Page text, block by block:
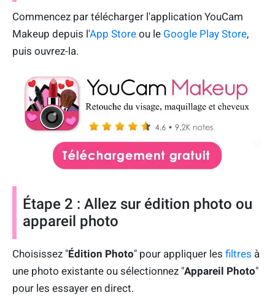
Commencez par télécharger l'application YouCam
Makeup depuis l'App Store ou le Google Play Store,
puis ouvrez-la.
Étape 2 : Allez sur édition photo ou
appareil photo
Choisissez "Édition Photo" pour appliquer les filtres à
une photo existante ou sélectionnez "Appareil Photo"
pour les essayer en direct.